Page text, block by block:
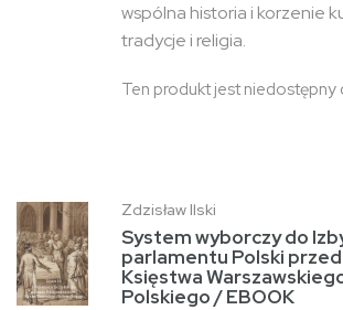
wspólna historia i korzenie
tradycje i religia.
Ten produkt jest niedostępny
Zdzisław Ilski
System wyborczy do
parlamentu Polski
Księstwa
Polskiego / EBOOK